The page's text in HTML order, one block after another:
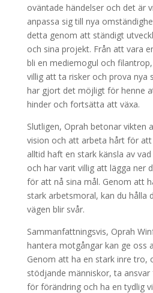
oväntade händelser och det är
anpassa sig till nya
detta genom att ständigt
och sina projekt. Från att vara
bli en mediemogul och
villig att ta risker och prova nya
har gjort det möjligt för henne
hinder och fortsätta att växa.
Slutligen, Oprah betonar vikten
vision och att arbeta hårt för
alltid haft en stark känsla av
och har varit villig att lägga ner
för att nå sina mål. Genom att
stark arbetsmoral, kan du hålla
vägen blir svår.
Sammanfattningsvis, Oprah
hantera motgångar kan ge oss
Genom att ha en stark inre tro,
stödjande människor, ta
för förändring och ha en tydlig